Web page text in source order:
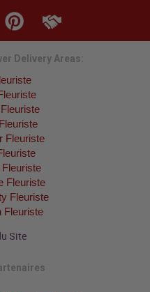
Delivery Areas:
Fleuriste
Fleuriste
Fleuriste
Fleuriste
Site